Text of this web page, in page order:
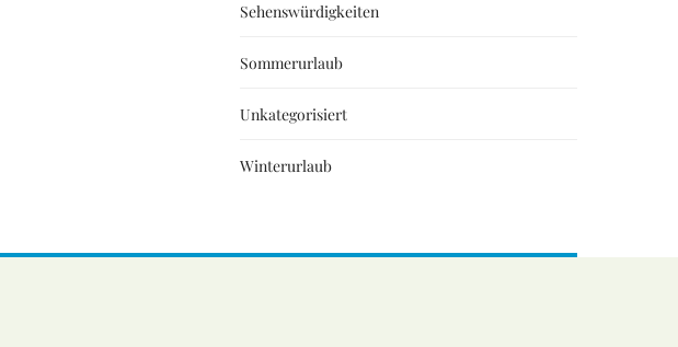
Sehenswürdigkeiten
Sommerurlaub
Unkategorisiert
Winterurlaub